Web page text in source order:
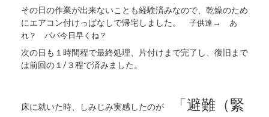
その日の作業が出来ないことも経験済みなので、乾燥のため
にエアコン付けっぱなしで帰宅しました。 子供達 →
あ
れ？ パパ今日早くね？
次の日も１時間程で最終処理、片付けまで完了し、復旧まで
は前回の１/３程で済みました。
床に就いた時、しみじみ実感したのが
「避難（緊